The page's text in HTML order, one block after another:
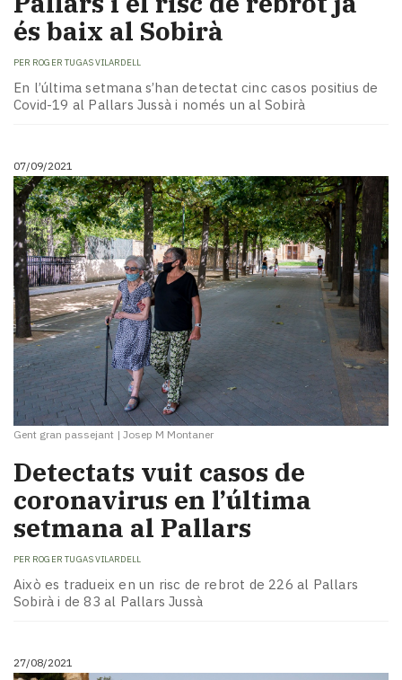
és baix al Sobirà
PER ROGER TUGAS VILARDELL
En l’última setmana s’han detectat cinc casos positius de
Covid-19 al Pallars Jussà i només un al Sobirà
07/09/2021
Gent gran passejant | Josep M Montaner
Detectats vuit casos de
coronavirus en l’última
setmana al Pallars
PER ROGER TUGAS VILARDELL
Això es tradueix en un risc de rebrot de 226 al Pallars
Sobirà i de 83 al Pallars Jussà
27/08/2021